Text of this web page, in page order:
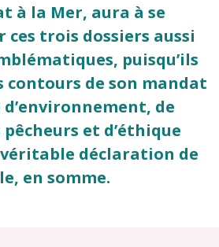
à la Mer, aura à se
ces trois dossiers aussi
puisqu’ils
contours de son mandat
de
pêcheurs et d’éthique
déclaration de
en somme.